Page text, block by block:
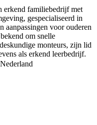
erkend familiebedrijf met
gespecialiseerd in
aanpassingen voor ouderen
om snelle
monteurs, zijn lid
als erkend leerbedrijf.